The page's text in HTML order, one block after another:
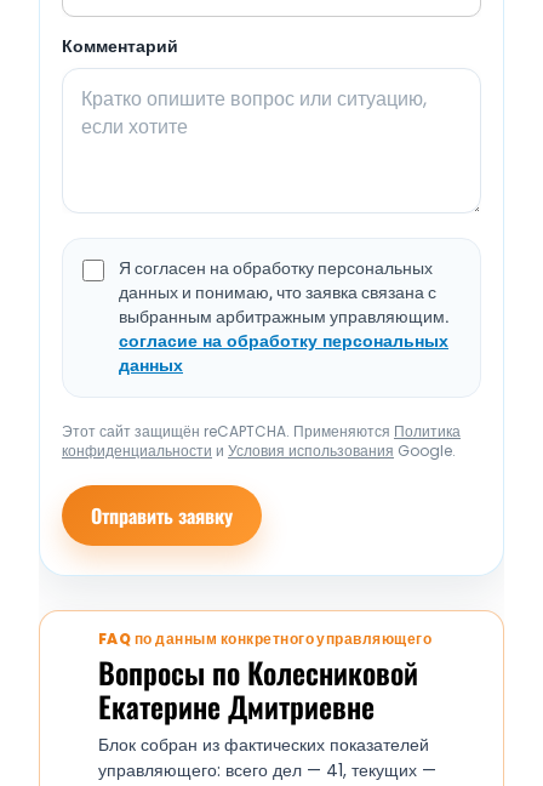
Комментарий
Я согласен на обработку персональных
данных и понимаю, что заявка связана с
выбранным арбитражным управляющим.
согласие на обработку персональных
данных
Этот сайт защищён reCAPTCHA. Применяются Политика
конфиденциальности и Условия использования Google.
Отправить заявку
FAQ по данным конкретного управляющего
Вопросы по Колесниковой
Екатерине Дмитриевне
Блок собран из фактических показателей
управляющего: всего дел — 41, текущих —